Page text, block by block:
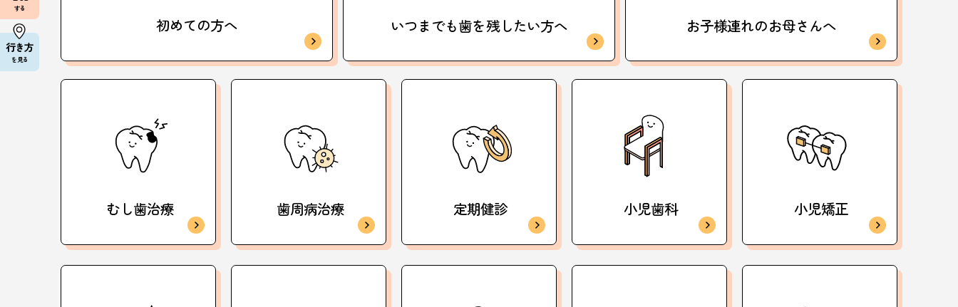
初めての方へ いつまでも歯を残したい方へ お子様連れのお母さんへ
むし歯治療 歯周病治療 定期健診 小児歯科 小児矯正
する
行き方
を見る